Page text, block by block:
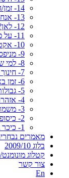
14- זמן/התנגדות
13- אנחנו לא לבד
12- לאן?
11- על פי מקורות זרים
10- אקטואליה יצירתית
9- מניפסטים
8- למי שייך הקול?
7- חינוך מחדש
6- זמן באלארד
5- גבולות
4- אזהרת רווח
3- משמר הגבול
2- כיסופים
1- כיכר גאולה
מאמרים
בלוג 2009/10
קטלוג
צור קשר
En